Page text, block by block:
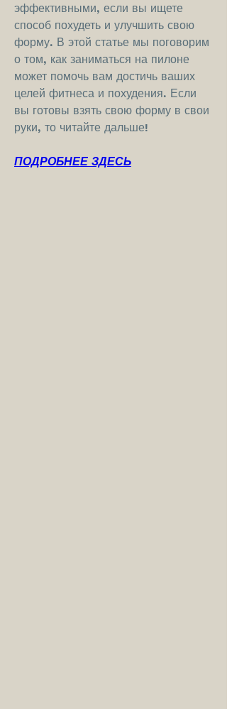
эффективными, если вы ищете
способ похудеть и улучшить свою
форму. В этой статье мы поговорим
о том, как заниматься на пилоне
может помочь вам достичь ваших
целей фитнеса и похудения. Если
вы готовы взять свою форму в свои
руки, то читайте дальше!
ПОДРОБНЕЕ ЗДЕСЬ